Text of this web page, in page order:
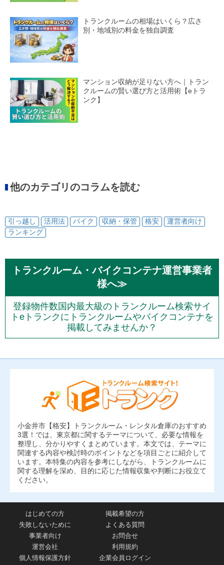
トランクルームの相場はいくら？広さ
別・地域別の料金を独自調査
マンション収納が足りない方へ｜トラン
クルームの賢い選び方と活用術【eトラ
ンク】
他のカテゴリのコラムを読む
引っ越し 活用法 バイク 収納・保管 格安
運営者向け
ランキング
トランクルーム・バイクコンテナ運営事業者
様へ≫
登録物件数国内最大級のトランクルーム検索サイ
トeトランクにトランクルームやバイクコンテナを
掲載してみませんか？
小金井市【格安】トランクルーム・レンタル倉庫のおすすめ
3選！では、東京都に関するテーマについて、必要な情報を
整理し、分かりやすくまとめています。本文では、テーマに
関連する内容や検討時のポイントなどを項目ごとに紹介して
います。本特集の内容を参考にしながら、トランクルームに
関する理解を深め、目的に応じた情報収集や判断にお役立て
ください。
はじめての方
掲載希望の方
失敗しないために
よくある質問
事業者向け
お問合せ
運営会社
利用規約
個人情報保護方針
企業会員ログイン